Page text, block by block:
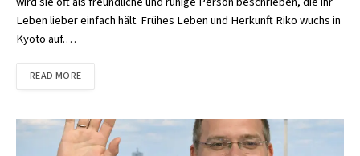
Leben lieber einfach hält. Frühes Leben und Herkunft Riko wuchs in
Kyoto auf.…
READ MORE